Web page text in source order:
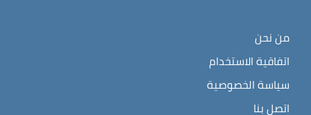
من نحن
اتفاقية الاستخدام
سياسة الخصوصية
اتصل بنا